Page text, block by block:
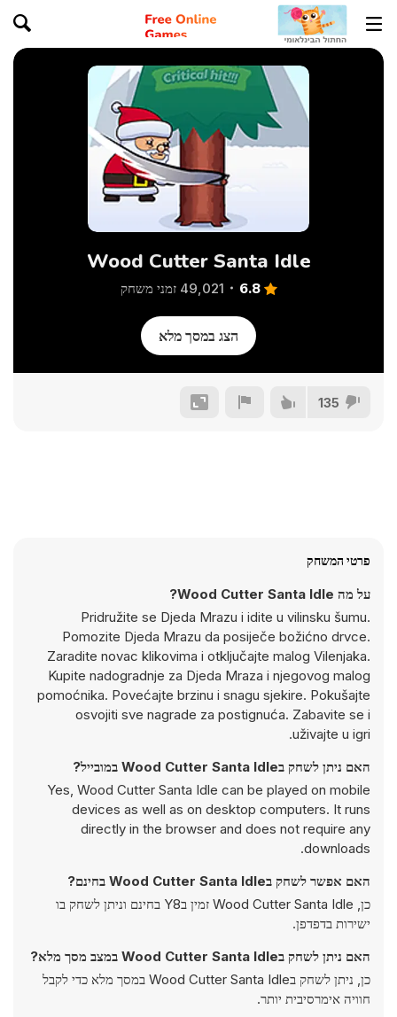
Wood Cutter Santa Idle
6.8 49,021 זמני משחק
הצג במסך מלא
135
פרטי המשחק
על מה Wood Cutter Santa Idle?
Pridružite se Djeda Mrazu i idite u vilinsku šumu.
Pomozite Djeda Mrazu da posiječe božićno drvce.
Zaradite novac klikovima i otključajte malog Vilenjaka.
Kupite nadogradnje za Djeda Mraza i njegovog malog
pomoćnika. Povećajte brzinu i snagu sjekire. Pokušajte
osvojiti sve nagrade za postignuća. Zabavite se i
uživajte u igri.
האם ניתן לשחק בWood Cutter Santa Idle במובייל?
Yes, Wood Cutter Santa Idle can be played on mobile
devices as well as on desktop computers. It runs
directly in the browser and does not require any
downloads.
האם אפשר לשחק בWood Cutter Santa Idle בחינם?
כן, Wood Cutter Santa Idle זמין בY8 בחינם וניתן לשחק בו
ישירות בדפדפן.
האם ניתן לשחק בWood Cutter Santa Idle במצב מסך מלא?
כן, ניתן לשחק בWood Cutter Santa Idle במסך מלא כדי לקבל
חוויה אימרסיבית יותר.